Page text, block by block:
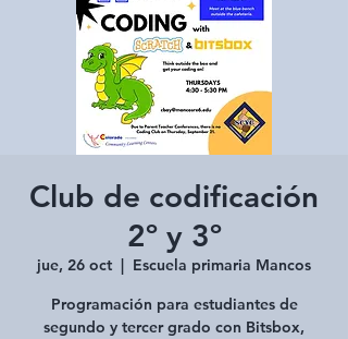
Club de codificación
2º y 3º
jue, 26 oct
  |
Escuela primaria Mancos
Programación para estudiantes de
segundo y tercer grado con Bitsbox,